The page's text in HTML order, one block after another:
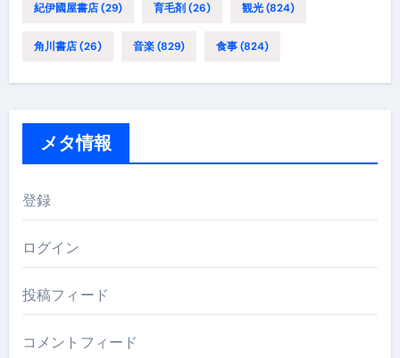
紀伊國屋書店(29) 育毛剤 (26) 観光(824)
角川書店(26) 音楽(829) 食事(824)
メタ情報
登録
ログイン
投稿フィード
コメントフィード